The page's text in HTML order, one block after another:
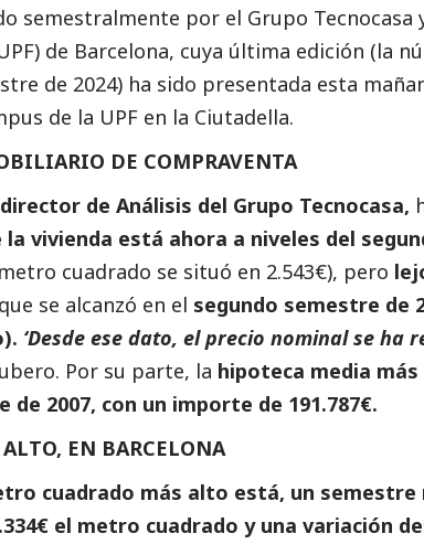
semestralmente por el Grupo Tecnocasa
de Barcelona, cuya última edición (la
de 2024) ha sido presentada esta
de la UPF en la Ciutadella.
DE COMPRAVENTA
de Análisis del Grupo Tecnocasa,
vivienda está ahora a niveles del
cuadrado se situó en 2.543€), pero
se alcanzó en el segundo semestre de
‘Desde ese dato, el precio nominal se ha
Por su parte, la hipoteca media
2007, con un importe de 191.787€.
EN BARCELONA
cuadrado más alto está, un semestre
el metro cuadrado y una variación